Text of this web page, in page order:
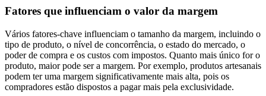
Fatores que influenciam o valor da margem
Vários fatores-chave influenciam o tamanho da margem, incluindo o
tipo de produto, o nível de concorrência, o estado do mercado, o
poder de compra e os custos com impostos. Quanto mais único for o
produto, maior pode ser a margem. Por exemplo, produtos artesanais
podem ter uma margem significativamente mais alta, pois os
compradores estão dispostos a pagar mais pela exclusividade.